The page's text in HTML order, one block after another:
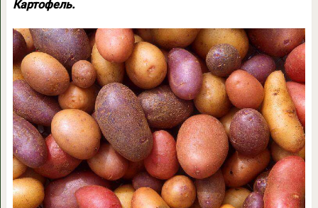
Картофель.